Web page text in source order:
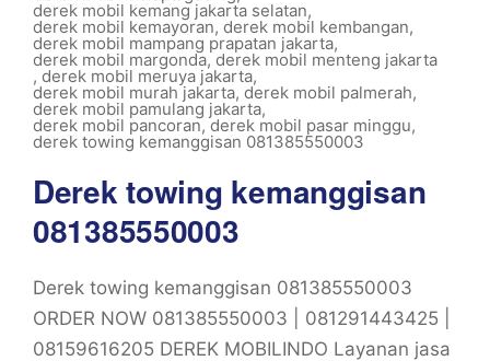
derek mobil kemang jakarta selatan,
derek mobil kemayoran, derek mobil kembangan,
derek mobil mampang prapatan jakarta,
derek mobil margonda,derek mobil menteng jakarta
, derek mobil meruya jakarta,
derek mobil murah jakarta, derek mobil palmerah,
derek mobil pamulang jakarta,
derek mobil pancoran,derek mobil pasar minggu,
derek towing kemanggisan 081385550003
Derek towing kemanggisan
081385550003
Derek towing kemanggisan 081385550003
ORDER NOW 081385550003 | 081291443425 |
08159616205 DEREK MOBILINDO Layanan jasa